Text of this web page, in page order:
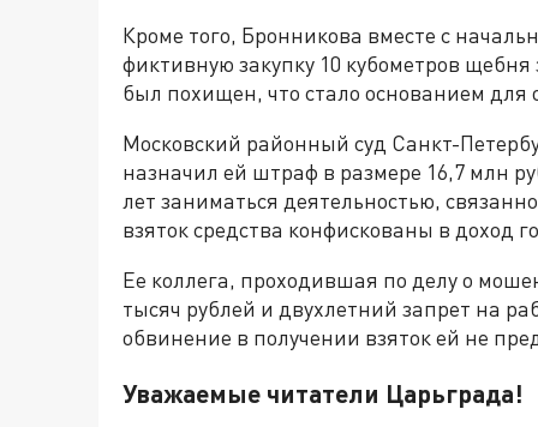
Кроме того, Бронникова вместе с
фиктивную закупку 10 кубометров
был похищен, что стало основанием
Московский районный суд Санкт-
назначил ей штраф в размере 16,7 млн
лет заниматься деятельностью,
взяток средства конфискованы в доход
Ее коллега, проходившая по делу о
тысяч рублей и двухлетний запрет на
обвинение в получении взяток ей не
Уважаемые читатели Царьграда!